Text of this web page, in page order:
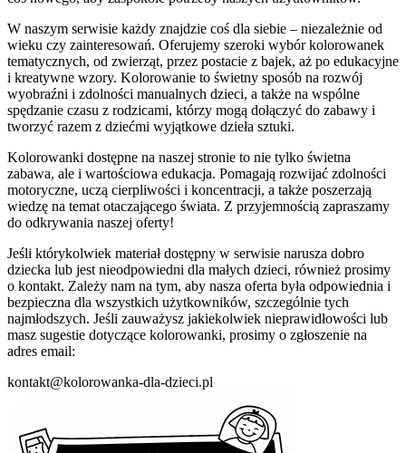
W naszym serwisie każdy znajdzie coś dla siebie – niezależnie od
wieku czy zainteresowań. Oferujemy szeroki wybór kolorowanek
tematycznych, od zwierząt, przez postacie z bajek, aż po edukacyjne
i kreatywne wzory. Kolorowanie to świetny sposób na rozwój
wyobraźni i zdolności manualnych dzieci, a także na wspólne
spędzanie czasu z rodzicami, którzy mogą dołączyć do zabawy i
tworzyć razem z dziećmi wyjątkowe dzieła sztuki.
Kolorowanki dostępne na naszej stronie to nie tylko świetna
zabawa, ale i wartościowa edukacja. Pomagają rozwijać zdolności
motoryczne, uczą cierpliwości i koncentracji, a także poszerzają
wiedzę na temat otaczającego świata. Z przyjemnością zapraszamy
do odkrywania naszej oferty!
Jeśli którykolwiek materiał dostępny w serwisie narusza dobro
dziecka lub jest nieodpowiedni dla małych dzieci, również prosimy
o kontakt. Zależy nam na tym, aby nasza oferta była odpowiednia i
bezpieczna dla wszystkich użytkowników, szczególnie tych
najmłodszych. Jeśli zauważysz jakiekolwiek nieprawidłowości lub
masz sugestie dotyczące kolorowanki, prosimy o zgłoszenie na
adres email:
kontakt@kolorowanka-dla-dzieci.pl